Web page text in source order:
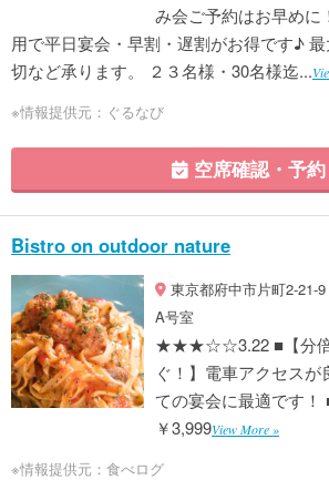
み会ご予約はお早めに
用で平日宴会・早割・遅割がお得です♪
切など承ります。 ２３名様・30名様迄...
※情報提供元：ぐるなび
空席確認・予約
Bistro on outdoor nature
東京都府中市片町2-21-
A号室
★★★☆☆3.22 ■【分倍
ぐ！】電車アクセスが
ての宴会に最適です！
￥3,999View More »
※情報提供元：食べログ